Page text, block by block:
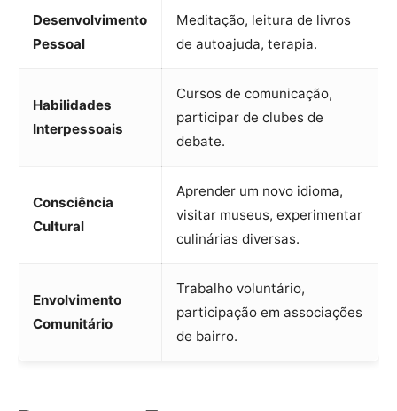
Desenvolvimento
Pessoal
Meditação, leitura de livros
de autoajuda, terapia.
Habilidades
Interpessoais
Cursos de comunicação,
participar de clubes de
debate.
Consciência
Cultural
Aprender um novo idioma,
visitar museus, experimentar
culinárias diversas.
Envolvimento
Comunitário
Trabalho voluntário,
participação em associações
de bairro.